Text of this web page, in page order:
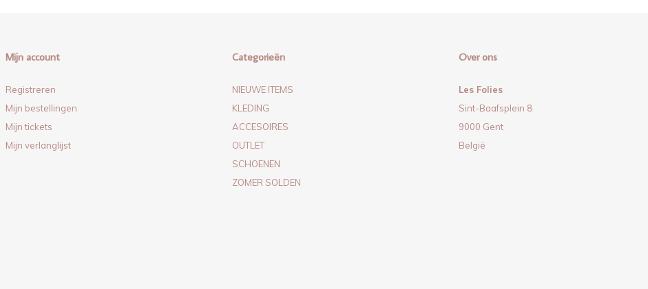
Mijn account
Registreren
Mijn bestellingen
Mijn tickets
Mijn verlanglijst
Categorieën
NIEUWE ITEMS
KLEDING
ACCESOIRES
OUTLET
SCHOENEN
ZOMER SOLDEN
Over ons
Les Folies
Sint-Baafsplein 8
9000 Gent
België